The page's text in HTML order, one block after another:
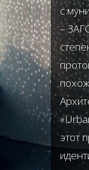
с
–
этот